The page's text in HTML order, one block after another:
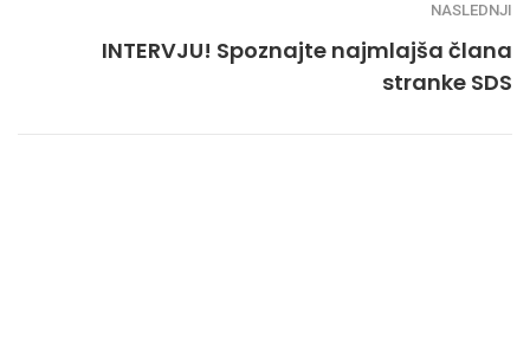
NASLEDNJI
INTERVJU! Spoznajte najmlajša člana
stranke SDS